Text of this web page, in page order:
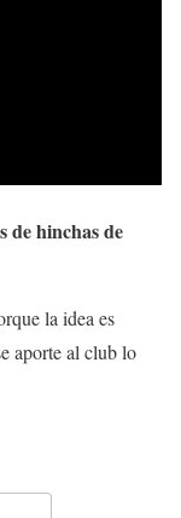
de hinchas de
la idea es
aporte al club lo